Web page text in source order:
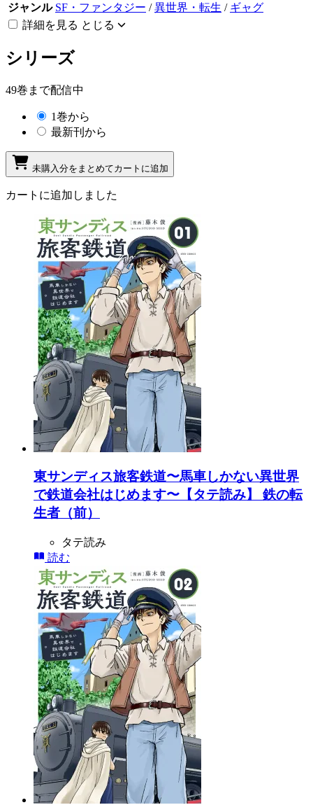
ジャンル SF・ファンタジー /異世界・転生 / ギャグ
詳細を見る とじる
シリーズ
49巻まで配信中
1巻から
最新刊から
未購入分をまとめてカートに追加
カートに追加しました
東サンディス旅客鉄道〜馬車しかない異世界
で鉄道会社はじめます〜【タテ読み】 鉄の転
生者（前）
タテ読み
読む